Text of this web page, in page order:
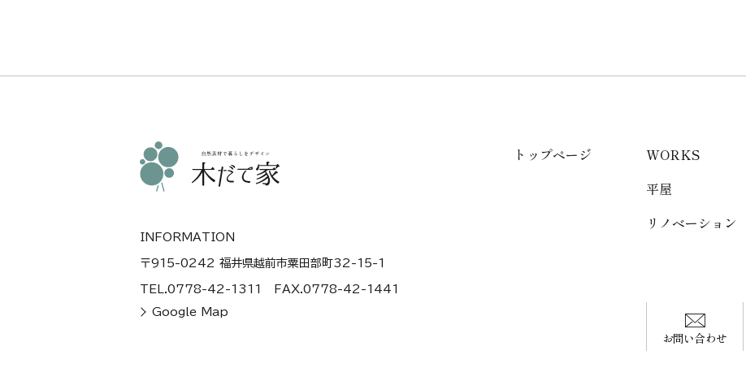
トップページ
WORKS
平屋
リノベーション
お問い合わせ
INFORMATION
〒915-0242 福井県越前市粟田部町32-15-1
TEL.0778-42-1311
FAX.0778-42-1441
Google Map